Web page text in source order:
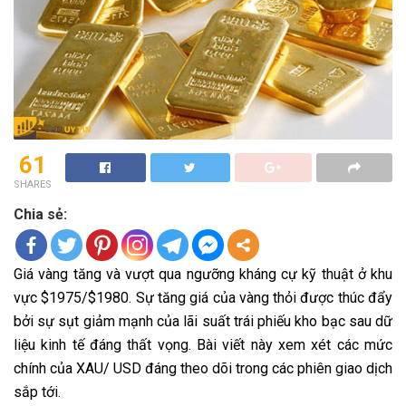
61
SHARES
Chia sẻ:
Giá vàng tăng và vượt qua ngưỡng kháng cự kỹ thuật ở khu
vực $1975/$1980. Sự tăng giá của vàng thỏi được thúc đẩy
bởi sự sụt giảm mạnh của lãi suất trái phiếu kho bạc sau dữ
liệu kinh tế đáng thất vọng. Bài viết này xem xét các mức
chính của XAU/ USD đáng theo dõi trong các phiên giao dịch
sắp tới.